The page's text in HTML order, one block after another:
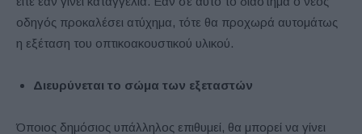
οδηγός προκαλέσει ατύχημα, τότε θα προχωρά αυτομάτως
η εξέταση του οπτικοακουστικού υλικού.
Διευρύνεται το σώμα των εξεταστών
Όποιος δημόσιος υπάλληλος επιθυμεί, θα μπορεί να γίνει